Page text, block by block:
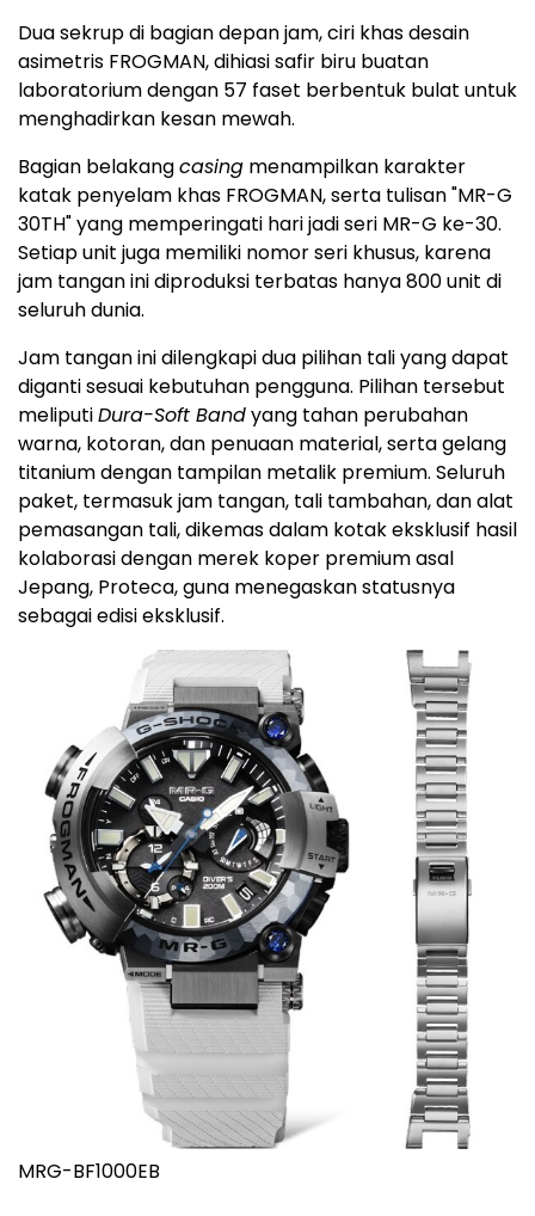
Dua sekrup di bagian depan jam, ciri khas desain
asimetris FROGMAN, dihiasi safir biru buatan
laboratorium dengan 57 faset berbentuk bulat untuk
menghadirkan kesan mewah.
Bagian belakangcasing menampilkan karakter
katak penyelam khas FROGMAN, serta tulisan "MR-G
30TH" yang memperingati hari jadi seri MR-G ke-30.
Setiap unit juga memiliki nomor seri khusus, karena
jam tangan ini diproduksi terbatas hanya 800 unit di
seluruh dunia.
Jam tangan ini dilengkapi dua pilihan tali yang dapat
diganti sesuai kebutuhan pengguna. Pilihan tersebut
meliputiDura-Soft Bandyang tahan perubahan
warna, kotoran, dan penuaan material, serta gelang
titanium dengan tampilan metalik premium. Seluruh
paket, termasuk jam tangan, tali tambahan, dan alat
pemasangan tali, dikemas dalam kotak eksklusif hasil
kolaborasi dengan merek koper premium asal
Jepang, Proteca, guna menegaskan statusnya
sebagai edisi eksklusif.
MRG-BF1000EB